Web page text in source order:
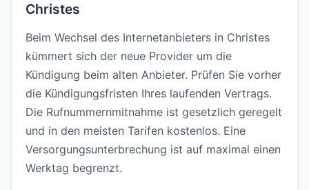
Christes
Beim Wechsel des Internetanbieters in Christes
kümmert sich der neue Provider um die
Kündigung beim alten Anbieter. Prüfen Sie vorher
die Kündigungsfristen Ihres laufenden Vertrags.
Die Rufnummernmitnahme ist gesetzlich geregelt
und in den meisten Tarifen kostenlos. Eine
Versorgungsunterbrechung ist auf maximal einen
Werktag begrenzt.